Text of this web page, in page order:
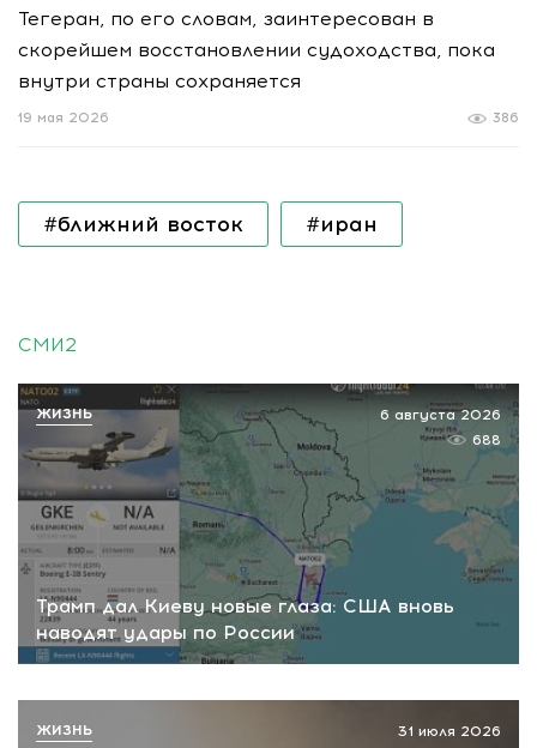
Тегеран, по его словам, заинтересован в
скорейшем восстановлении судоходства, пока
внутри страны сохраняется
386
19 мая 2026
#ближний восток #иран
СМИ2
Трамп дал Киеву новые глаза: США вновь
наводят удары по России
6 августа 2026
688
ЖИЗНЬ
31 июля 2026
ЖИЗНЬ